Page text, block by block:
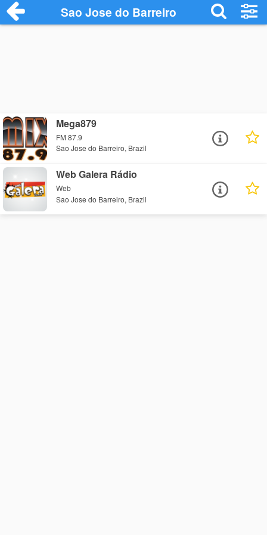
Sao Jose do Barreiro
Mega879
FM 87.9
Sao Jose do Barreiro, Brazil
Web Galera Rádio
Web
Sao Jose do Barreiro, Brazil